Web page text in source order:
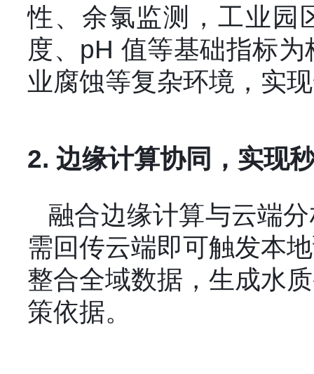
性、余氯监测，工业园
度、pH 值等基础指标
业腐蚀等复杂环境，实
2. 边缘计算协同，实现
融合边缘计算与云端
需回传云端即可触发本
整合全域数据，生成水
策依据。